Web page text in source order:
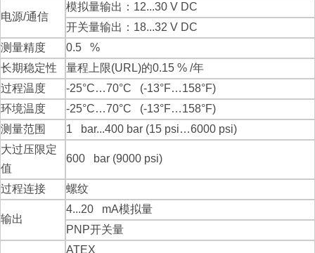
电源/通信
模拟量输出：12...30 V DC
开关量输出：18...32 V DC
测量精度
0.5 %
长期稳定性
量程上限(URL)的0.15 % /年
过程温度
-25°C…70°C (-13°F…158°F)
环境温度
-25°C…70°C (-13°F…158°F)
测量范围
1 bar...400 bar (15 psi…6000 psi)
大过压限定
值
600 bar (9000 psi)
过程连接 螺纹
输出
4...20 mA模拟量
PNP开关量
ATEX